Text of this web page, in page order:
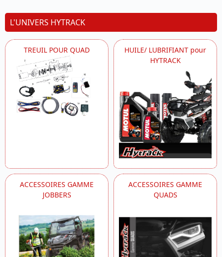
L'UNIVERS HYTRACK
TREUIL POUR QUAD
HUILE/ LUBRIFIANT pour
HYTRACK
ACCESSOIRES GAMME
JOBBERS
ACCESSOIRES GAMME
QUADS